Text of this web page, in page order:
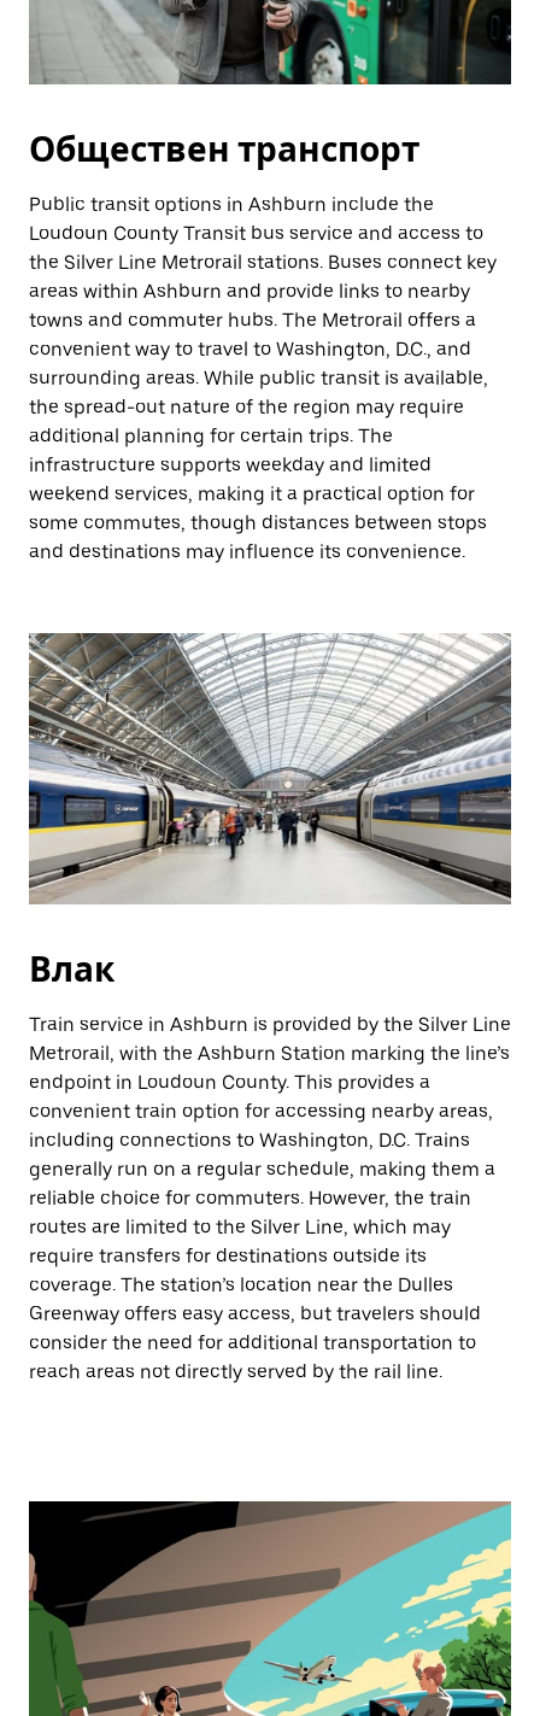
Обществен транспорт
Public transit options in Ashburn include the
Loudoun County Transit bus service and access to
the Silver Line Metrorail stations. Buses connect key
areas within Ashburn and provide links to nearby
towns and commuter hubs. The Metrorail offers a
convenient way to travel to Washington, D.C., and
surrounding areas. While public transit is available,
the spread-out nature of the region may require
additional planning for certain trips. The
infrastructure supports weekday and limited
weekend services, making it a practical option for
some commutes, though distances between stops
and destinations may influence its convenience.
Влак
Train service in Ashburn is provided by the Silver Line
Metrorail, with the Ashburn Station marking the line’s
endpoint in Loudoun County. This provides a
convenient train option for accessing nearby areas,
including connections to Washington, D.C. Trains
generally run on a regular schedule, making them a
reliable choice for commuters. However, the train
routes are limited to the Silver Line, which may
require transfers for destinations outside its
coverage. The station’s location near the Dulles
Greenway offers easy access, but travelers should
consider the need for additional transportation to
reach areas not directly served by the rail line.